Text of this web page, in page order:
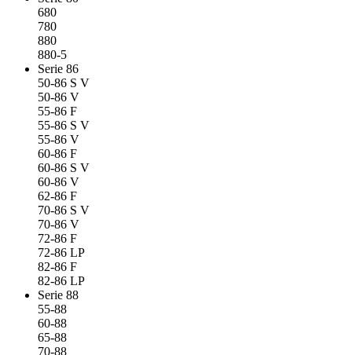
680
780
880
880-5
Serie 86
50-86 S V
50-86 V
55-86 F
55-86 S V
55-86 V
60-86 F
60-86 S V
60-86 V
62-86 F
70-86 S V
70-86 V
72-86 F
72-86 LP
82-86 F
82-86 LP
Serie 88
55-88
60-88
65-88
70-88